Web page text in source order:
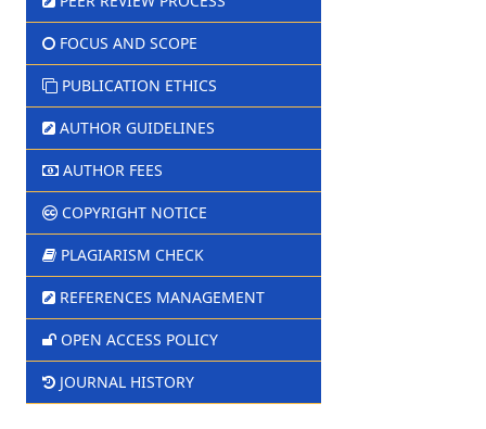
FOCUS AND SCOPE
PUBLICATION ETHICS
AUTHOR GUIDELINES
AUTHOR FEES
COPYRIGHT NOTICE
PLAGIARISM CHECK
REFERENCES MANAGEMENT
OPEN ACCESS POLICY
JOURNAL HISTORY